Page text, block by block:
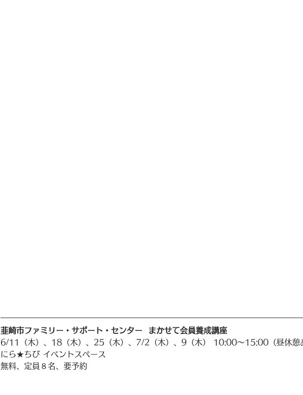
韮崎市ファミリー・サポート・センター  まかせて会員養成講座
6/11（木）、18（木）、25（木）、7/2（木）、9（木） 10:00〜15:00（昼休憩
にら★ちび イベントスペース
無料、定員８名、要予約